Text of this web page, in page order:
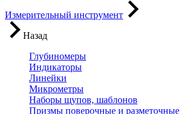
Измерительный инструмент
Назад
Глубиномеры
Индикаторы
Линейки
Микрометры
Наборы щупов, шаблонов
Призмы поверочные и разметочные